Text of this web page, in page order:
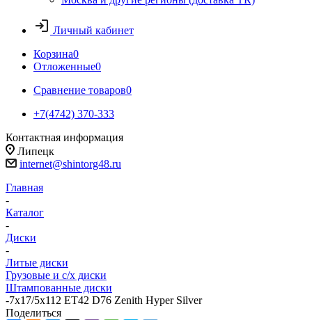
Личный кабинет
Корзина0
Отложенные0
Сравнение товаров0
+7(4742) 370-333
Контактная информация
Липецк
internet@shintorg48.ru
Главная
-
Каталог
-
Диски
-
Литые диски
Грузовые и с/х диски
Штампованные диски
-7x17/5x112 ET42 D76 Zenith Hyper Silver
Поделиться